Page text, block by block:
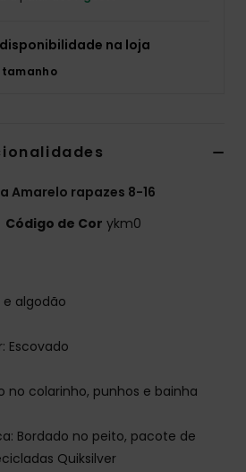
na loja
tamanho
Amarelo rapazes 8-16
Código de Cor ykm0
algodão
Escovado
no colarinho, punhos e bainha
Bordado no peito, pacote de
Quiksilver